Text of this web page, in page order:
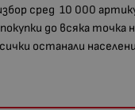
сред 10 000
до всяка точка
останали